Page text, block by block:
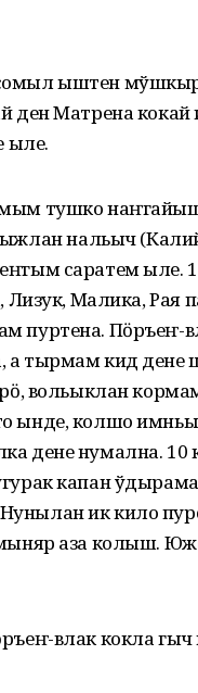
ыштен
ден Матрена
ыле.
тушко
нальыч (Калий
саратем ыле.
Малика, Рая
пуртена. Пӧръеҥ-
а тырмам кид
вольыклан
ынде, колшо
дене нумална. 10
капан
ик кило
аза колыш.
влак кокла